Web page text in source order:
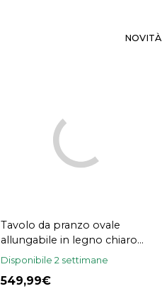
NOVITÀ
Tavolo da pranzo ovale
allungabile in legno chiaro
frassino L180-230 cm CLAUDIE
Disponibile 2 settimane
549,99